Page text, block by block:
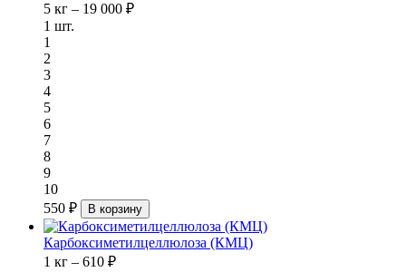
5 кг – 19 000 ₽
1 шт.
1
2
3
4
5
6
7
8
9
10
550 ₽
В корзину
Карбоксиметилцеллюлоза (КМЦ)
1 кг – 610 ₽